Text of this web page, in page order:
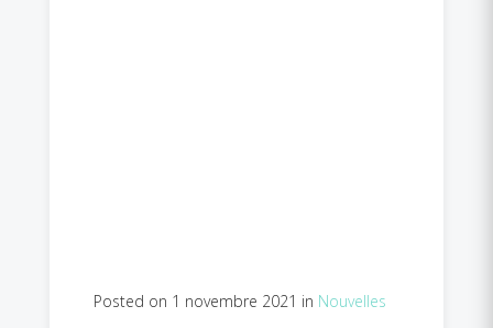
Posted on 1 novembre 2021 in Nouvelles